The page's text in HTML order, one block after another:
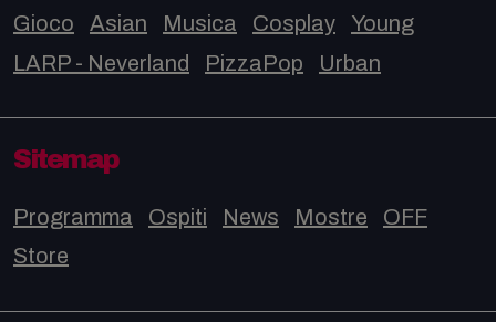
Gioco
Asian Musica Cosplay
Young
LARP - Neverland
PizzaPop Urban
Sitemap
Programma Ospiti News Mostre
OFF
Store